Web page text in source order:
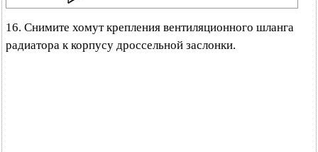
16. Снимите хомут крепления вентиляционного шланга
радиатора к корпусу дроссельной заслонки.